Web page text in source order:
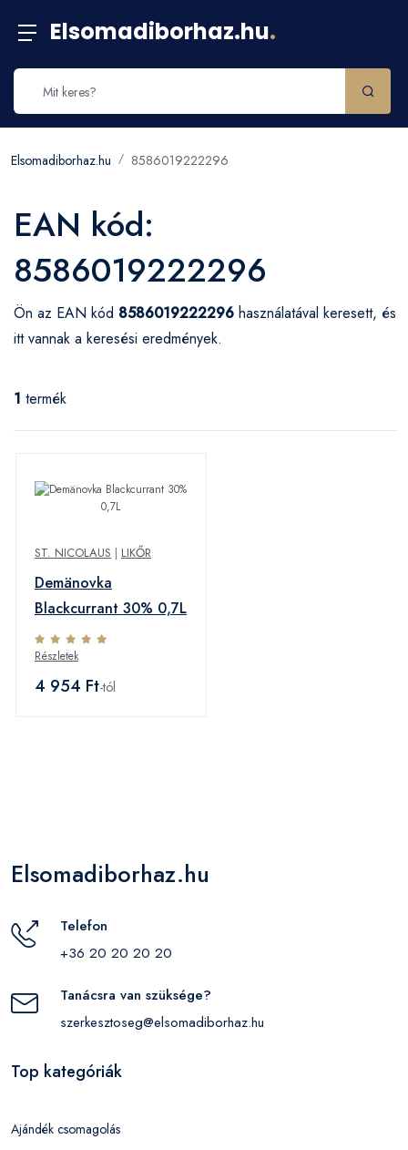
Elsomadiborhaz.hu.
Elsomadiborhaz.hu 8586019222296
EAN kód:
8586019222296
Ön az EAN kód 8586019222296 használatával keresett, és
itt vannak a keresési eredmények.
1 termék
ST. NICOLAUS | LIKŐR
Demänovka
Blackcurrant 30% 0,7L
Részletek
4 954 Ft-tól
Elsomadiborhaz.hu
Telefon
+36 20 20 20 20
Tanácsra van szüksége?
szerkesztoseg@elsomadiborhaz.hu
Top kategóriák
Ajándék csomagolás